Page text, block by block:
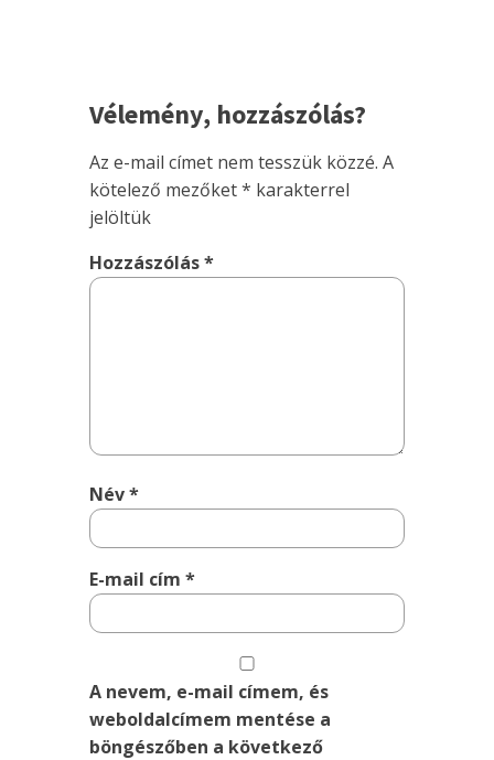
Vélemény, hozzászólás?
Az e-mail címet nem tesszük közzé. A
kötelező mezőket* karakterrel
jelöltük
Hozzászólás*
Név*
E-mail cím*
A nevem, e-mail címem, és
weboldalcímem mentése a
böngészőben a következő